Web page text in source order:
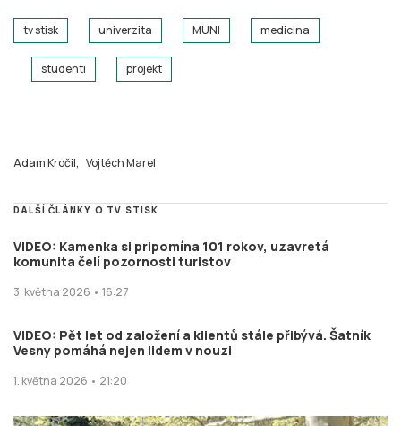
tv stisk univerzita MUNI medicina
studenti projekt
Adam Kročil, Vojtěch Marel
DALŠÍ ČLÁNKY O TV STISK
VIDEO: Kamenka si pripomína 101 rokov, uzavretá
komunita čelí pozornosti turistov
3. května 2026 • 16:27
VIDEO: Pět let od založení a klientů stále přibývá. Šatník
Vesny pomáhá nejen lidem v nouzi
1. května 2026 • 21:20